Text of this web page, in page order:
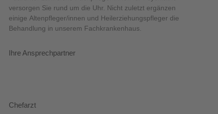
versorgen Sie rund um die Uhr. Nicht zuletzt ergänzen
einige Altenpfleger/innen und Heilerziehungspfleger die
Behandlung in unserem Fachkrankenhaus.
Ihre Ansprechpartner
Chefarzt